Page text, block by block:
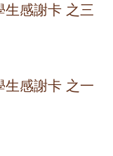
生感謝卡 之三
生感謝卡 之一